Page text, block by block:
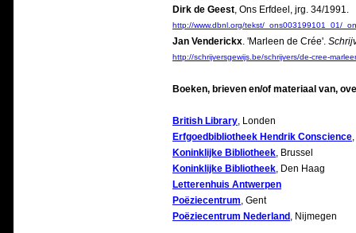
Dirk de Geest, Ons Erfdeel, jrg. 34/1991.
http://www.dbnl.org/tekst/_ons003199101_01/
Jan Venderickx. 'Marleen de Crée'.
http://schrijversgewijs.be/schrijvers/de-cree-
Boeken, brieven en/of materiaal van,
British Library, Londen
Erfgoedbibliotheek Hendrik Conscience
Koninklijke Bibliotheek, Brussel
Koninklijke Bibliotheek, Den Haag
Letterenhuis Antwerpen
Poëziecentrum, Gent
Poëziecentrum Nederland , Nijmegen